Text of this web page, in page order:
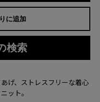
に追加
検索
げ、ストレスフリーな着心
ット。